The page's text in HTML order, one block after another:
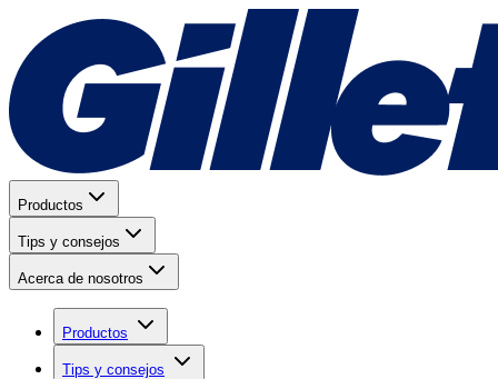
Productos
Tips y consejos
Acerca de nosotros
Productos
Tips y consejos